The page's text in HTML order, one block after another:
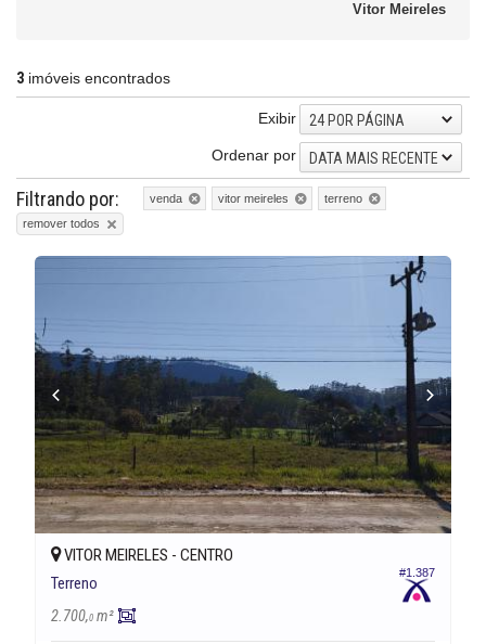
Vitor Meireles
3 imóveis encontrados
Exibir
24 POR PÁGINA
Ordenar por
DATA MAIS RECENTE
Filtrando por: venda vitor meireles
terreno
remover todos
#1.387
VITOR MEIRELES - CENTRO
Terreno
2.700,0 m²